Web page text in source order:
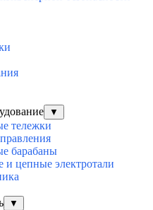
▼
тележки
барабаны
и цепные электротали
▼